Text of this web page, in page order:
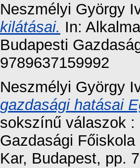
Neszmélyi György
kilátásai. In:
Budapesti
9789637159992
Neszmélyi György
gazdasági hatásai
sokszínű válaszok
Gazdasági
Kar, Budapest, pp.